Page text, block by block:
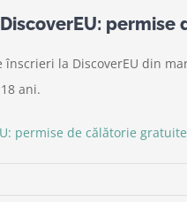
la DiscoverEU din
ani.
permise de călătorie